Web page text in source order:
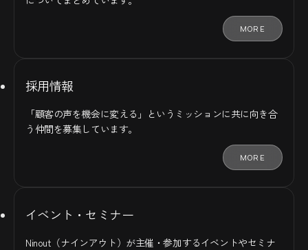
MORE
採用情報
「顧客の声を機会に変える」というミッションに共に向き合
う仲間を募集しています。
MORE
イベント・セミナー
Ninout（ナインアウト）が主催・参加するイベントやセミナ